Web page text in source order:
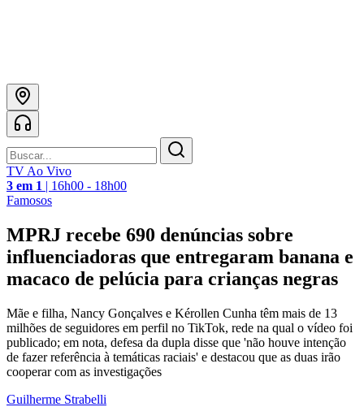
TV Ao Vivo
3 em 1 | 16h00 - 18h00
Famosos
MPRJ recebe 690 denúncias sobre
influenciadoras que entregaram banana e
macaco de pelúcia para crianças negras
Mãe e filha, Nancy Gonçalves e Kérollen Cunha têm mais de 13
milhões de seguidores em perfil no TikTok, rede na qual o vídeo foi
publicado; em nota, defesa da dupla disse que 'não houve intenção
de fazer referência à temáticas raciais' e destacou que as duas irão
cooperar com as investigações
Guilherme Strabelli